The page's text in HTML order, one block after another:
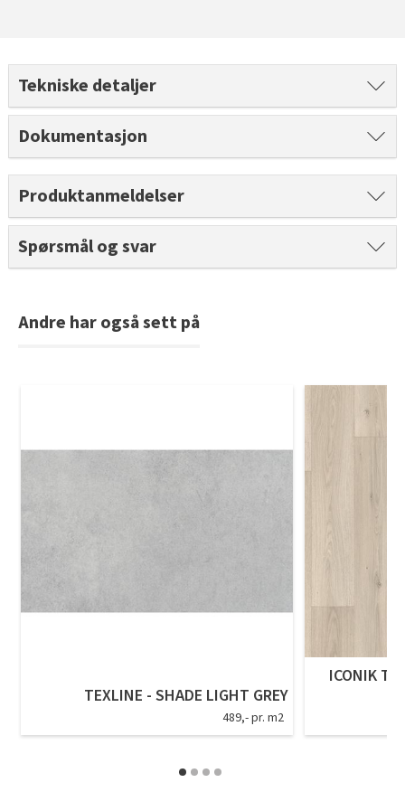
Tekniske detaljer
Dokumentasjon
Produktanmeldelser
Spørsmål og svar
Andre har også sett på
TEXLINE - SHADE LIGHT GREY
489,- pr. m2
ICONIK T-